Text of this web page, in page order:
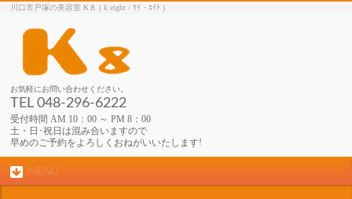
川口市戸塚の美容室 K８ ( k eight / ｹｲ・ｴｲﾄ )
お気軽にお問い合わせください。
TEL 048-296-6222
受付時間 AM 10：00 ～ PM 8：00
土・日･祝日は混み合いますので
早めのご予約をよろしくおねがいいたします!
MENU